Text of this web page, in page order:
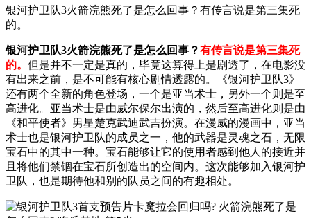
银河护卫队3火箭浣熊死了是怎么回事？有传言说是第三集死
的。
银河护卫队3火箭浣熊死了是怎么回事？有传言说是第三集死
的。 但是并不一定是真的，毕竟这算得上是剧透了，在电影没
有出来之前，是不可能有核心剧情透露的。《银河护卫队3》
还有两个全新的角色登场，一个是亚当术士，另外一个则是至
高进化。亚当术士是由威尔保尔出演的，然后至高进化则是由
《和平使者》男星楚克武迪武吉扮演。在漫威的漫画中，亚当
术士也是银河护卫队的成员之一，他的武器是灵魂之石，无限
宝石中的其中一种。宝石能够让它的使用者感到他人的接近并
且将他们禁锢在宝石所创造出的空间内。这次能够加入银河护
卫队，也是期待他和别的队员之间的有趣相处。